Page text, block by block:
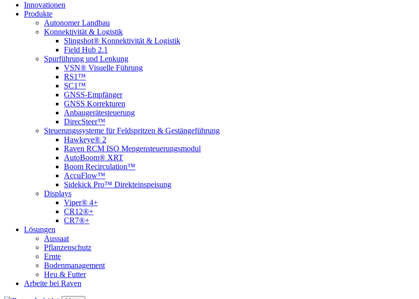
Innovationen
Produkte
Autonomer Landbau
Konnektivität & Logistik
Slingshot® Konnektivität & Logistik
Field Hub 2.1
Spurführung und Lenkung
VSN® Visuelle Führung
RS1™
SC1™
GNSS-Empfänger
GNSS Korrekturen
Anbaugerätesteuerung
DirecSteer™
Steuerungssysteme für Feldspritzen & Gestängeführung
Hawkeye® 2
Raven RCM ISO Mengensteuerungsmodul
AutoBoom® XRT
Boom Recirculation™
AccuFlow™
Sidekick Pro™ Direkteinspeisung
Displays
Viper® 4+
CR12®+
CR7®+
Lösungen
Aussaat
Pflanzenschutz
Ernte
Bodenmanagement
Heu & Futter
Arbeite bei Raven